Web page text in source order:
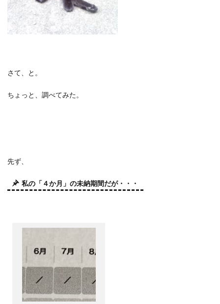
さて、と。
ちょっと、調べてみた。
先ず、
私の「４か月」の未納期間だが・・・